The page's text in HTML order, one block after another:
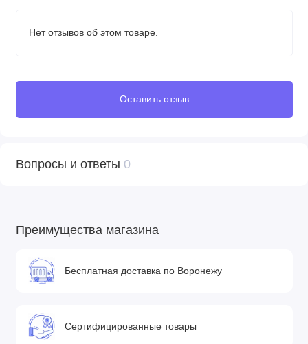
Нет отзывов об этом товаре.
Оставить отзыв
Вопросы и ответы 0
Преимущества магазина
Бесплатная доставка по Воронежу
Сертифицированные товары